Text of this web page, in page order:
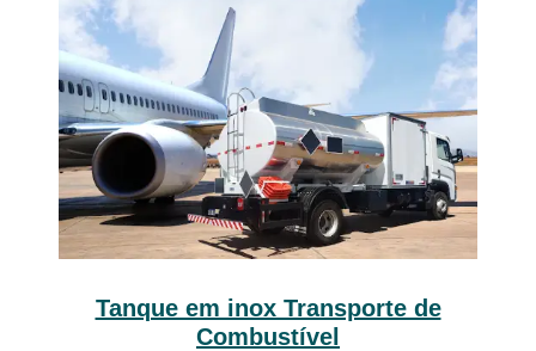
Tanque em inox Transporte de
Combustível